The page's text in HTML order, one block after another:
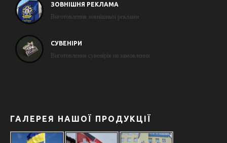
ЗОВНІШНЯ РЕКЛАМА
Виготовлення зовнішньої реклами
СУВЕНІРИ
Виготовлення сувенірів на замовлення
ГАЛЕРЕЯ НАШОЇ ПРОДУКЦІЇ